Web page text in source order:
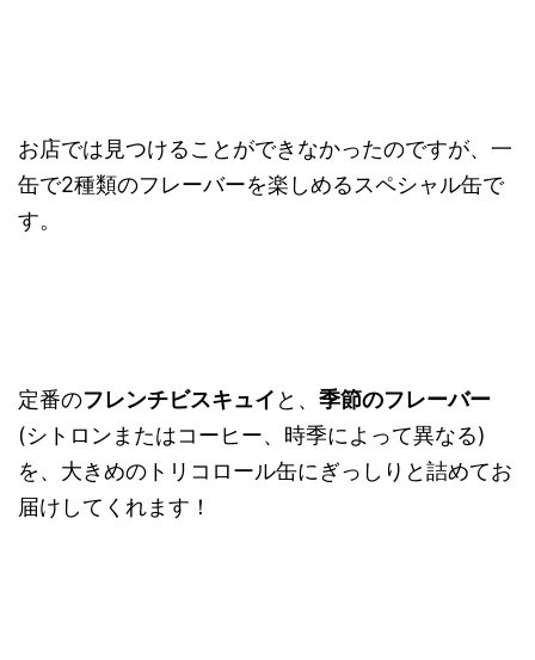
お店では見つけることができなかったのですが、一
缶で2種類のフレーバーを楽しめるスペシャル缶で
す。
定番のフレンチビスキュイ と、 季節のフレーバー
(シトロンまたはコーヒー、時季によって異なる)
を、大きめのトリコロール缶にぎっしりと詰めてお
届けしてくれます！